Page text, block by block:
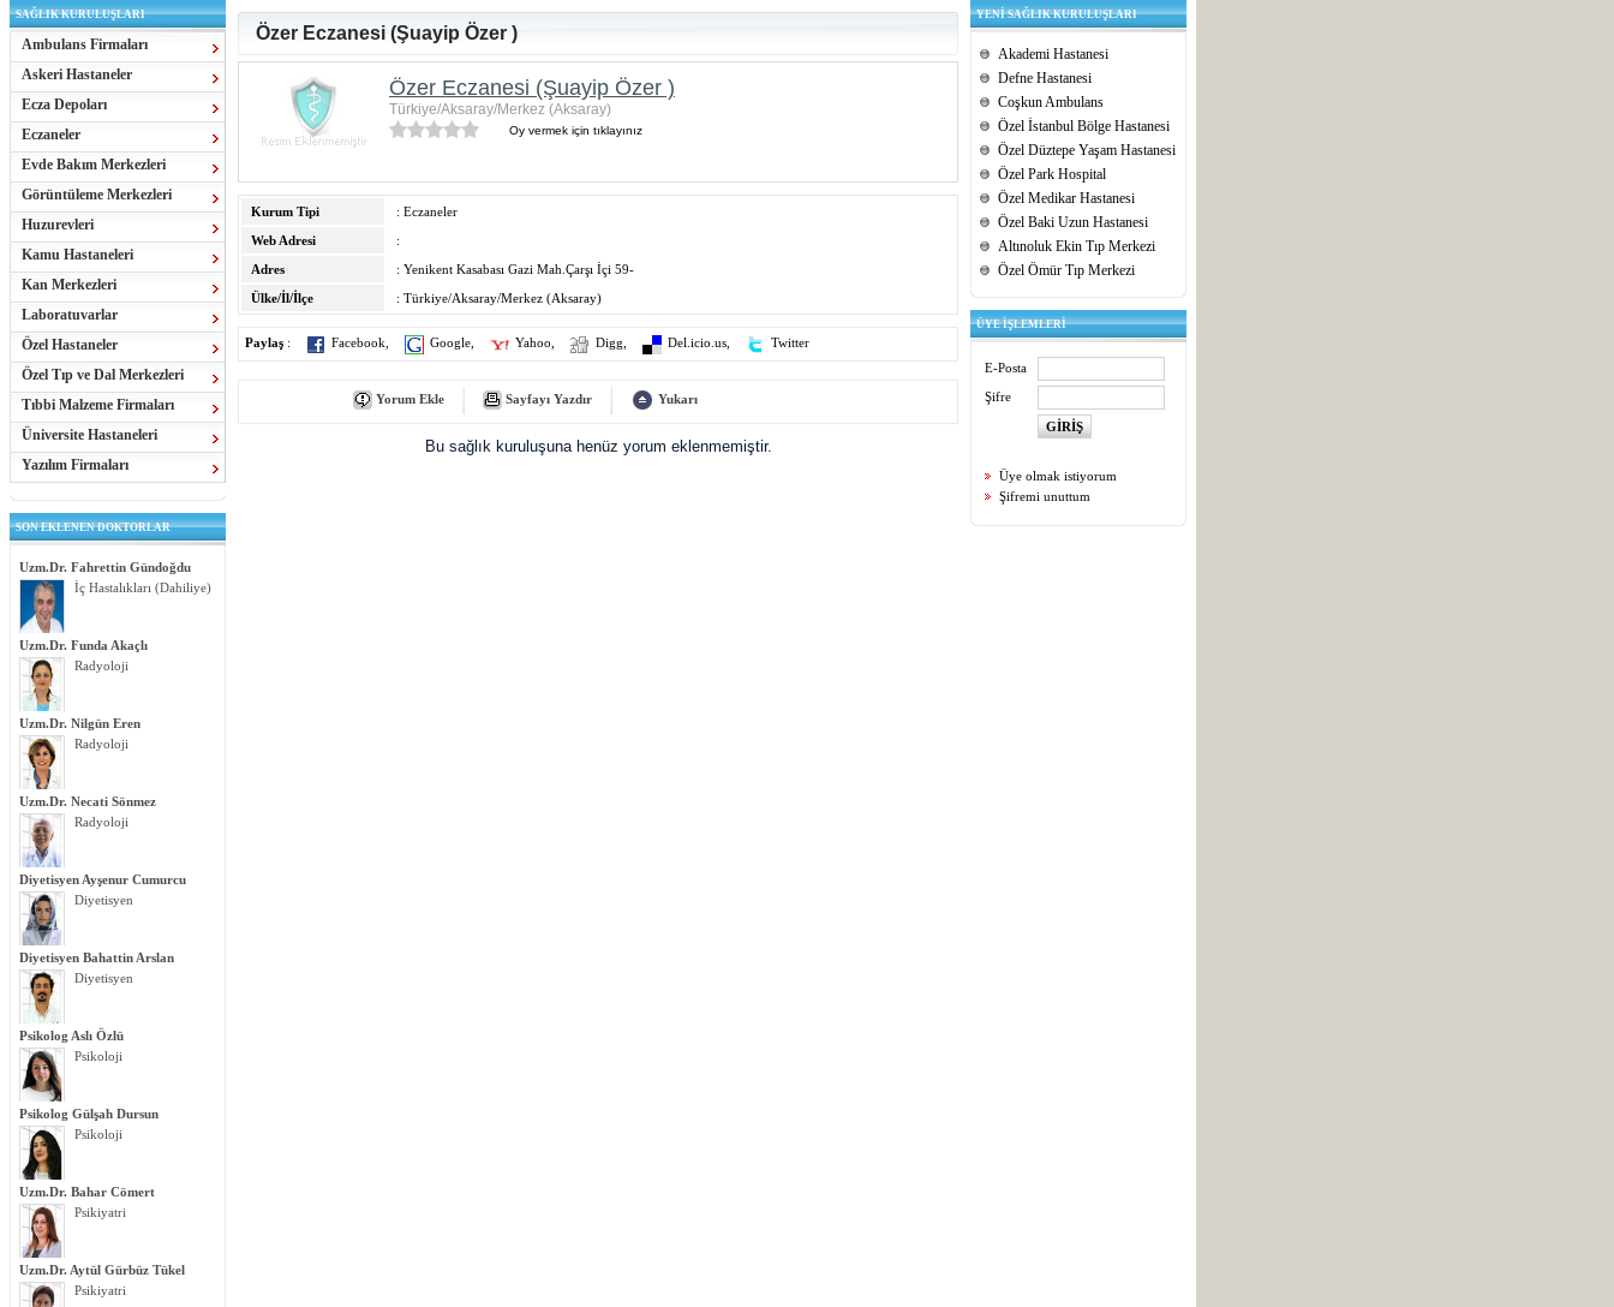
SAĞLIK KURULUŞLARI
Ambulans Firmaları
Askeri Hastaneler
Ecza Depoları
Eczaneler
Evde Bakım Merkezleri
Görüntüleme Merkezleri
Huzurevleri
Kamu Hastaneleri
Kan Merkezleri
Laboratuvarlar
Özel Hastaneler
Özel Tıp ve Dal Merkezleri
Tıbbi Malzeme Firmaları
Üniversite Hastaneleri
Yazılım Firmaları
SON EKLENEN DOKTORLAR
Uzm.Dr. Fahrettin Gündoğdu
İç Hastalıkları (Dahiliye)
Uzm.Dr. Funda Akaçlı
Radyoloji
Uzm.Dr. Nilgün Eren
Radyoloji
Uzm.Dr. Necati Sönmez
Radyoloji
Diyetisyen Ayşenur Cumurcu
Diyetisyen
Diyetisyen Bahattin Arslan
Diyetisyen
Psikolog Aslı Özlü
Psikoloji
Psikolog Gülşah Dursun
Psikoloji
Uzm.Dr. Bahar Cömert
Psikiyatri
Uzm.Dr. Aytül Gürbüz Tükel
Psikiyatri
Özer Eczanesi (Şuayip Özer )
Özer Eczanesi (Şuayip Özer )
Türkiye/Aksaray/Merkez (Aksaray)
Oy vermek için tıklayınız
Kurum Tipi
: Eczaneler
Web Adresi
:
Adres
: Yenikent Kasabası Gazi Mah.Çarşı İçi 59-
Ülke/İl/İlçe
: Türkiye/Aksaray/Merkez (Aksaray)
Paylaş : Facebook Google Yahoo Digg Del.icio.us Twitter
Yorum Ekle Sayfayı Yazdır Yukarı
Bu sağlık kuruluşuna henüz yorum eklenmemiştir.
YENİ SAĞLIK KURULUŞLARI
Akademi Hastanesi
Defne Hastanesi
Coşkun Ambulans
Özel İstanbul Bölge Hastanesi
Özel Düztepe Yaşam Hastanesi
Özel Park Hospital
Özel Medikar Hastanesi
Özel Baki Uzun Hastanesi
Altınoluk Ekin Tıp Merkezi
Özel Ömür Tıp Merkezi
ÜYE İŞLEMLERİ
E-Posta
Şifre
Üye olmak istiyorum
Şifremi unuttum